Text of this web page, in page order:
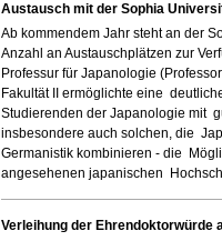
Austausch mit der Sophia
Ab kommendem Jahr steht an der
Anzahl an Austauschplätzen zur
Professur für Japanologie
Fakultät II ermöglichte eine
Studierenden der Japanologie mit
insbesondere auch solchen, die
Germanistik kombinieren - die
angesehenen japanischen
Verleihung der Ehrendoktorwürde